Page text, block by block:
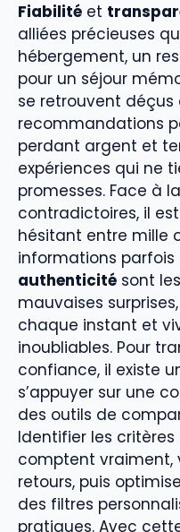
Fiabilité et
alliées précieuses
hébergement, un
pour un séjour
se retrouvent déçus
recommandations
perdant argent et
expériences qui ne
promesses. Face à
contradictoires, il
hésitant entre mille
informations parfois
authenticité sont
mauvaises
chaque instant et
inoubliables. Pour
confiance, il existe
s’appuyer sur une
des outils de
Identifier les
comptent vraiment,
retours, puis
des filtres
pratiques. Avec